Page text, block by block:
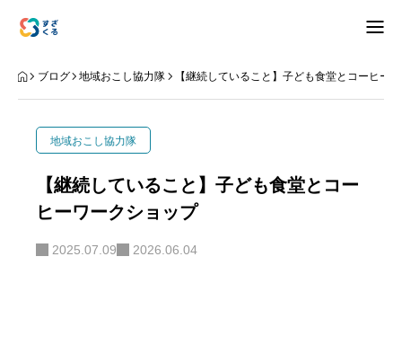
アバウト
ナリワイ
インタビュー
ブログ 地域おこし協力隊 【継続していること】子ども食堂とコーヒー
地域おこし協力隊
【継続していること】子ども食堂とコー
ヒーワークショップ
2025.07.09 2026.06.04